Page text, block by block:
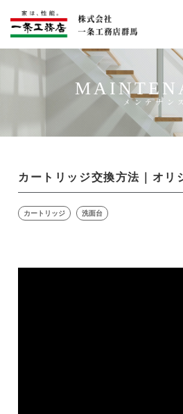
メンテナンス
カートリッジ交換方法｜オリ
カートリッジ 洗面台